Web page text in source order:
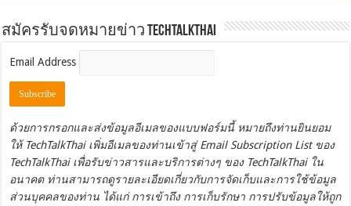
สมัครรับจดหมายข่าว TechTalkThai
Email Address
ด้วยการกรอกและส่งข้อมูลอีเมลของแบบฟอร์มนี้ หมายถึงท่านยินยอม
ให้ TechTalkThai เพิ่มอีเมลของท่านเข้าสู่ Email Subscription List ของ
TechTalkThai เพื่อรับข่าวสารและบริการต่างๆ ของ TechTalkThai ใน
อนาคต ท่านสามารถดูรายละเอียดเกี่ยวกับการจัดเก็บและการใช้ข้อมูล
ส่วนบุคคลของท่าน ได้แก่ การเข้าถึง การเก็บรักษา การปรับข้อมูลให้ถูก